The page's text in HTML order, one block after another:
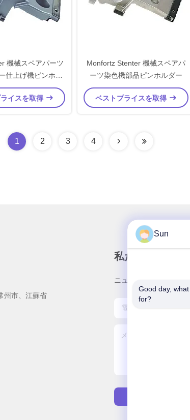
機械スペアパーツ
仕上げ機ピンホル
ダー
イスを取得
Monfortz Stenter 機械スペアパ
ーツ染色機部品ピンホルダー
ベストプライスを取得
1 2 3 4
州市、江蘇省
私たちのニュー
ニュースレターへの購
Sun
Good day,
for?